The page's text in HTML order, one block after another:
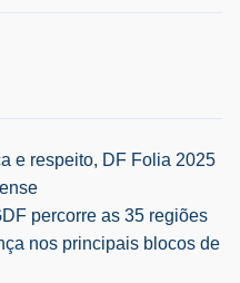
e respeito, DF Folia 2025
percorre as 35 regiões
nos principais blocos de